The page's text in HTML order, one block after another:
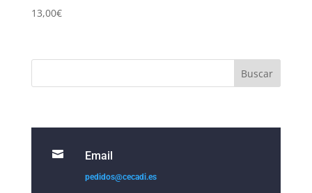
13,00€
 Email
pedidos@cecadi.es